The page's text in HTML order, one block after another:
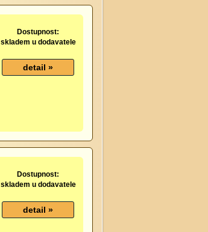
Dostupnost:
skladem u dodavatele
Dostupnost:
skladem u dodavatele